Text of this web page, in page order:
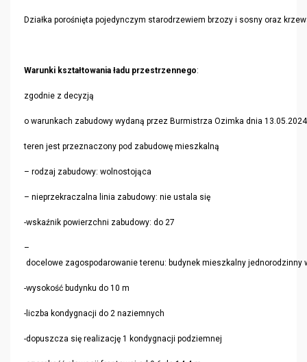
Działka porośnięta pojedynczym starodrzewiem brzozy i sosny oraz
Warunki kształtowania ładu przestrzennego:
zgodnie z decyzją
o warunkach zabudowy wydaną przez Burmistrza Ozimka dnia 13.05.2024
teren jest przeznaczony pod zabudowę mieszkalną
– rodzaj zabudowy: wolnostojąca
– nieprzekraczalna linia zabudowy: nie ustala się
-wskaźnik powierzchni zabudowy: do 27
–
docelowe zagospodarowanie terenu: budynek mieszkalny
-wysokość budynku do 10 m
-liczba kondygnacji do 2 naziemnych
-dopuszcza się realizację 1 kondygnacji podziemnej